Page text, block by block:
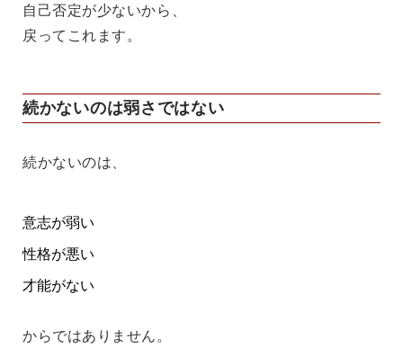
自己否定が少ないから、
戻ってこれます。
続かないのは弱さではない
続かないのは、
意志が弱い
性格が悪い
才能がない
からではありません。